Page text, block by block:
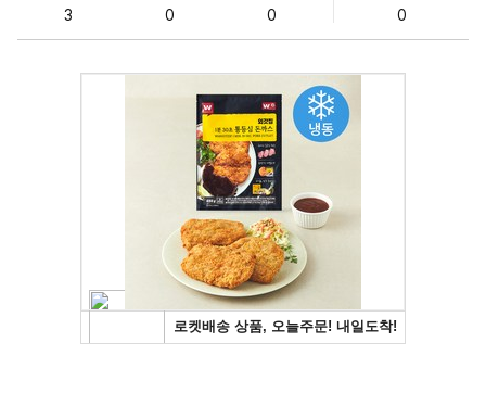
3 0 0 0